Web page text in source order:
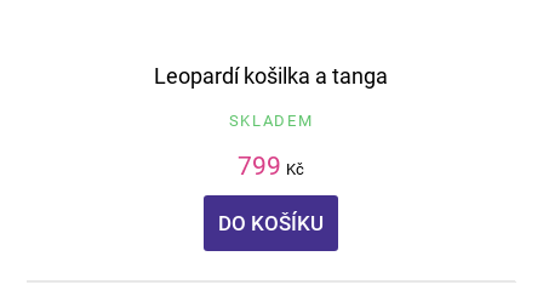
Leopardí košilka a tanga
SKLADEM
799 Kč
DO KOŠÍKU